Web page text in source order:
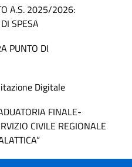
A.S. 2025/2026:
SPESA
PUNTO DI
Digitale
FINALE-
CIVILE REGIONALE